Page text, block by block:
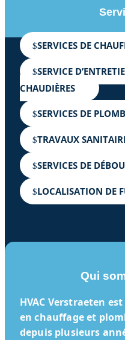
SERVICES DE
SERVICE
CHAUDIÈRES
SERVICES DE
TRAVAUX
SERVICES DE
LOCALISATION DE
Qui
HVAC Verstraeten
en chauffage et
depuis plusieurs